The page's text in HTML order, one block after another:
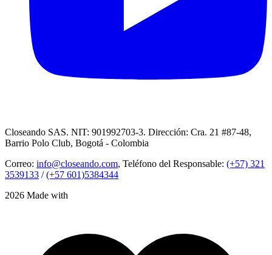
Closeando SAS. NIT: 901992703-3. Dirección: Cra. 21 #87-48,
Barrio Polo Club, Bogotá - Colombia
Correo: info@closeando.com, Teléfono del Responsable: (+57) 321
3539133 /(+57 601)5384344
2026 Made with